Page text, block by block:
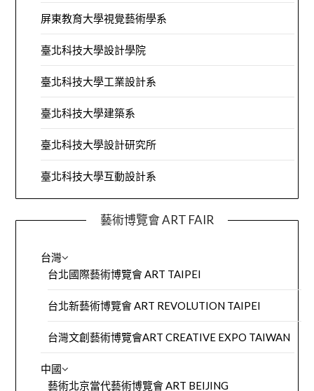
屏東教育大學視覺藝術學系
臺北科技大學設計學院
臺北科技大學工業設計系
臺北科技大學建築系
臺北科技大學設計研究所
臺北科技大學互動設計系
藝術博覽會 ART FAIR
台灣
台北國際藝術博覽會 ART TAIPEI
台北新藝術博覽會 ART REVOLUTION TAIPEI
台灣文創藝術博覽會ART CREATIVE EXPO TAIWAN
中國
藝術北京當代藝術博覽會 ART BEIJING